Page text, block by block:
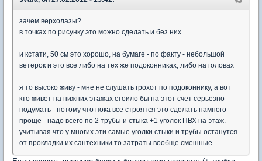
зачем верхолазы?
в точках по рисунку это можно сделать и без них
и кстати, 50 см это хорошо, на бумаге - по факту - небольшой
ветерок и это все либо на тех же подоконниках, либо на головах
я то высоко живу - мне не слушать грохот по подоконнику, а вот
кто живет на нижних этажах стоило бы на этот счет серьезно
подумать - потому что пока все строятся это сделать намного
проще - надо всего по 2 трубы и стыка +1 уголок ПВХ на этаж.
учитывая что у многих эти самые уголки стыки и трубы останутся
от прокладки их сантехники то затраты вообще смешные